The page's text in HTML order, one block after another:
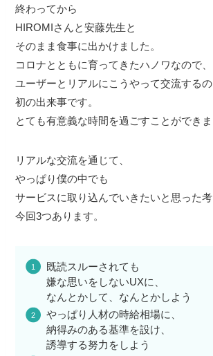
終わってから
HIROMIさんと安藤先生と
そのまま食事に出かけました。
コロナとともに育ってきたハノワなので、
ユーザーとリアルにこうやって交流するの
初の出来事です。
とても有意義な時間を過ごすことができま
リアルな交流を通じて、
やっぱり僕の中でも
サービスに取り込んでいきたいと思った
今回3つあります。
既読スルーされても
嫌な思いをしないUXに、
なんとかして、なんとかしよう
やっぱり人材の時給相場に、
納得みのある基準を設け、
誘導する努力をしよう